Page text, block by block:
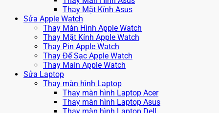
Thay Mặt Kính Asus
Sửa Apple Watch
Thay Màn Hình Apple Watch
Thay Mặt Kính Apple Watch
Thay Pin Apple Watch
Thay Đế Sạc Apple Watch
Thay Main Apple Watch
Sửa Laptop
Thay màn hình Laptop
Thay màn hình Laptop Acer
Thay màn hình Laptop Asus